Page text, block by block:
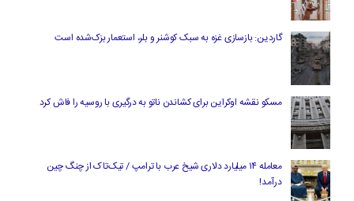
گاردین: بازسازی غزه به سبک کوشنر و بلر، استعمار بزک‌شده است
مسکو نقشه اوکراین برای کشاندن ناتو به درگیری با روسیه را فاش کرد
معامله ۱۴ میلیارد دلاری شیخ عرب با ترامپ / تیک‌تاک از چنگ چین
درآمد!